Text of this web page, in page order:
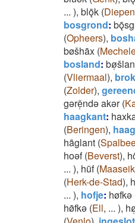
... ), blǭk (
bosgrond:
(Opheers),
bøšhāx (
bosland:
(Vliermaal), brok
(Zolder),
gǝrē̜ndǝ akǝr(
haagkant:
(Beringen),
hāglant (
hoǝf(Beverst),
... ), hūf(Maaseik
(Herk-de-Stad),
... ), hofje: høfkǝ
hø̄fkǝ (Ell, ... ),